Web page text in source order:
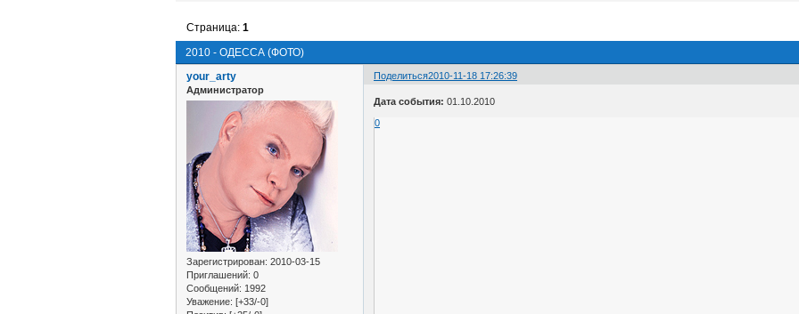
2010 - ОДЕССА (ФОТО)
Страница:1
Поделиться2010-11-18 17:26:39
your_arty
Администратор
Зарегистрирован: 2010-03-15
Приглашений: 0
Сообщений: 1992
Уважение: [+33/-0]
Дата события: 01.10.2010
0